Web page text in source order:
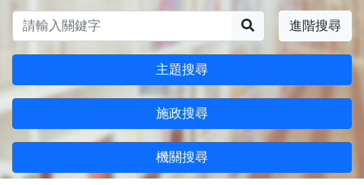
進階搜尋
主題搜尋
施政搜尋
機關搜尋